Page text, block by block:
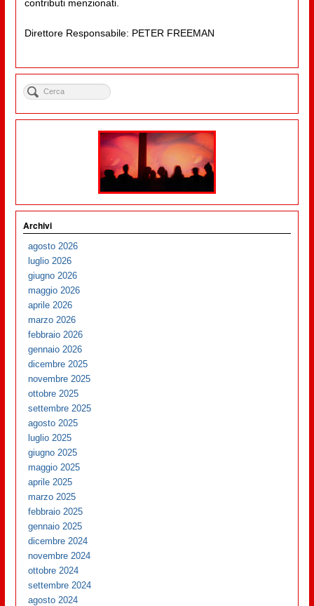
contributi menzionati.
Direttore Responsabile: PETER FREEMAN
Archivi
agosto 2026
luglio 2026
giugno 2026
maggio 2026
aprile 2026
marzo 2026
febbraio 2026
gennaio 2026
dicembre 2025
novembre 2025
ottobre 2025
settembre 2025
agosto 2025
luglio 2025
giugno 2025
maggio 2025
aprile 2025
marzo 2025
febbraio 2025
gennaio 2025
dicembre 2024
novembre 2024
ottobre 2024
settembre 2024
agosto 2024